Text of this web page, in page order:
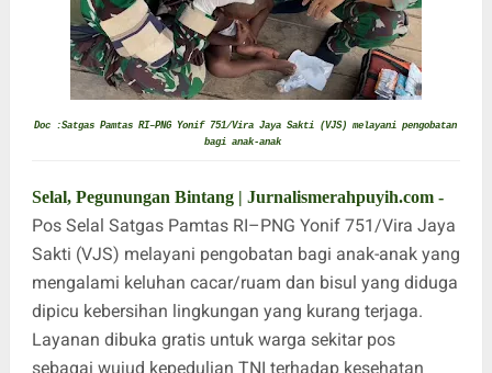
Doc :Satgas Pamtas RI–PNG Yonif 751/Vira Jaya Sakti (VJS) melayani pengobatan
bagi anak-anak
Selal, Pegunungan Bintang | Jurnalismerahpuyih.com -
Pos Selal Satgas Pamtas RI–PNG Yonif 751/Vira Jaya
Sakti (VJS) melayani pengobatan bagi anak-anak yang
mengalami keluhan cacar/ruam dan bisul yang diduga
dipicu kebersihan lingkungan yang kurang terjaga.
Layanan dibuka gratis untuk warga sekitar pos
sebagai wujud kepedulian TNI terhadap kesehatan